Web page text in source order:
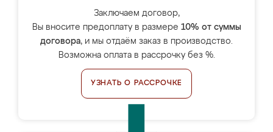
Заключаем договор,
Вы вносите предоплату в размере 10% от суммы
договора, и мы отдаём заказ в производство.
Возможна оплата в рассрочку без %.
УЗНАТЬ О РАССРОЧКЕ